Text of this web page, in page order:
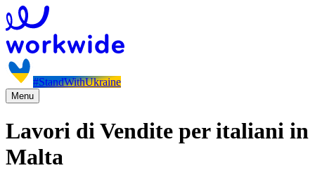
#StandWithUkraine
Menu
Lavori di Vendite per italiani in
Malta